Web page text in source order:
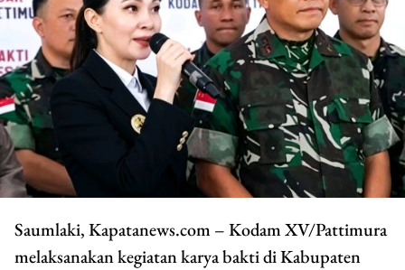
Saumlaki, Kapatanews.com – Kodam XV/Pattimura
melaksanakan kegiatan karya bakti di Kabupaten